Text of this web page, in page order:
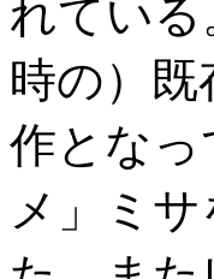
れてい
時の）
作とな
メ」ミ